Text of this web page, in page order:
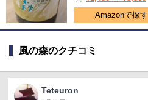
Amazonで探す
風の森のクチコミ
Teteuron